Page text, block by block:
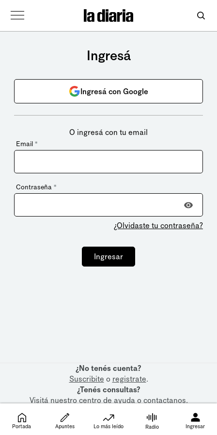
Ingresá
Ingresá con Google
O ingresá con tu email
Email *
Contraseña *
¿Olvidaste tu contraseña?
Ingresar
¿No tenés cuenta?
Suscribite o registrate.
¿Tenés consultas?
Visitá nuestrocentro de ayudaocontactanos.
Portada Apuntes Lo más leído Radio Ingresar